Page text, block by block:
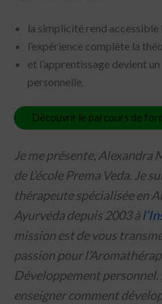
la simplicité rend accessible
l’expérience complète la
et l’apprentissage devient
personnelle.
Découvrir le parcours de
Je me présente, Alexandra
de L’école Prema Veda. Je
thérapeute spécialisée en
Ayurvéda depuis 2003 à
mission est de vous
passion pour
Développement personnel.
enseigner comment
vous
à
Newsletter
Abonnez-vous à la
Prénom*
Nom*
Veuillez entrer votre votre nom de
Veuillez entrer votre adresse e-mail
Envoyer